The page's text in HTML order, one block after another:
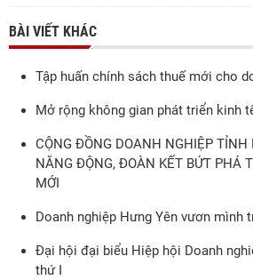
BÀI VIẾT KHÁC
Tập huấn chính sách thuế mới cho
Mở rộng không gian phát triển kinh
CỘNG ĐỒNG DOANH NGHIỆP
NĂNG ĐỘNG, ĐOÀN KẾT BỨT PHÁ
MỚI
Doanh nghiệp Hưng Yên vươn mình
Đại hội đại biểu Hiệp hội Doanh
thứ I